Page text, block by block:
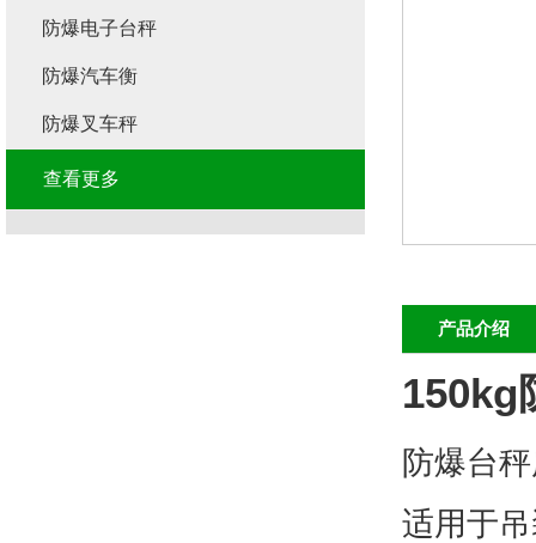
产品介绍
150kg
防爆台秤
适用于
防爆电子台秤
防爆汽车衡
防爆叉车秤
查看更多